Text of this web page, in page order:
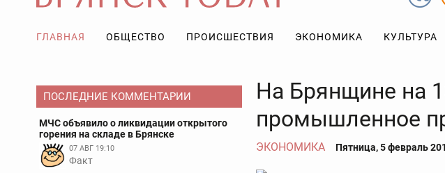
ГЛАВНАЯ ОБЩЕСТВО ПРОИСШЕСТВИЯ ЭКОНОМИКА КУЛЬТУРА
ПОСЛЕДНИЕ КОММЕНТАРИИ
МЧС объявило о ликвидации открытого
горения на складе в Брянске
07 АВГ 19:10
Факт
На Брянщине на
промышленное
ЭКОНОМИКА Пятница, 5 февраль